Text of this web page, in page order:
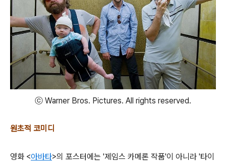
ⓒ Warner Bros. Pictures. All rights reserved.
원초적 코미디
영화 <아바타>의 포스터에는 '제임스 카메론 작품'이 아니라 '타이